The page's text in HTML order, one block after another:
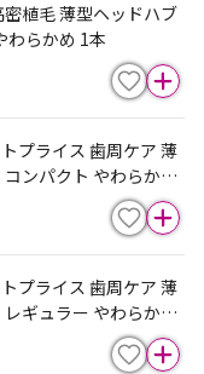
密植毛 薄型ヘッドハブ
わらかめ 1本
プライス 歯周ケア 薄
ンパクト やわらかめ
プライス 歯周ケア 薄
ギュラー やわらかめ